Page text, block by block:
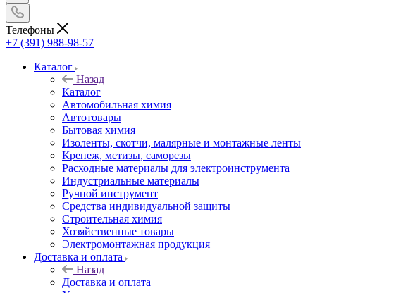
Телефоны
+7 (391) 988-98-57
Каталог
Назад
Каталог
Автомобильная химия
Автотовары
Бытовая химия
Изоленты, скотчи, малярные и монтажные ленты
Крепеж, метизы, саморезы
Расходные материалы для электроинструмента
Индустриальные материалы
Ручной инструмент
Средства индивидуальной защиты
Строительная химия
Хозяйственные товары
Электромонтажная продукция
Доставка и оплата
Назад
Доставка и оплата